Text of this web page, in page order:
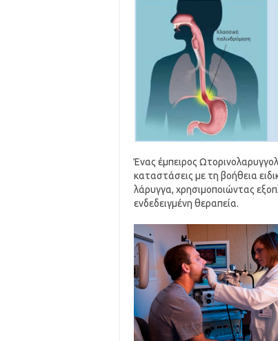
Ένας έμπειρος
καταστάσεις με τη βοήθεια
λάρυγγα, χρησιμοποιώντας
ενδεδειγμένη θεραπεία.